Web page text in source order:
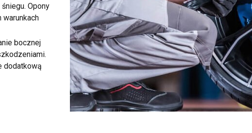
Opony
bocznej
dodatkową